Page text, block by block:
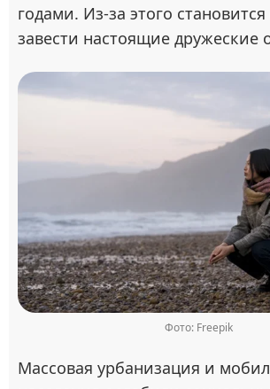
годами. Из-за этого
завести настоящие дружеские
Фото: Freepik
Массовая урбанизация и